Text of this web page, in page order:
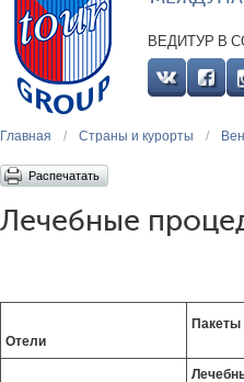
ВЕДИТУР В
Главная / Страны и курорты /
Распечатать
Лечебные
Отели
Пакеты